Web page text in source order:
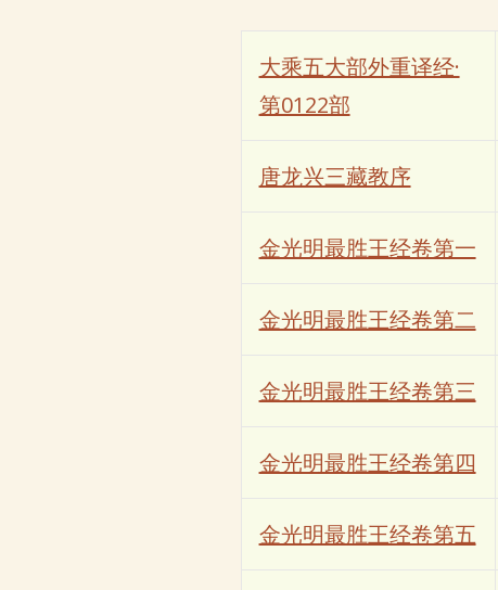
大乘五大部外重译经·
第0122部
唐龙兴三藏教序
金光明最胜王经卷第一
金光明最胜王经卷第二
金光明最胜王经卷第三
金光明最胜王经卷第四
金光明最胜王经卷第五